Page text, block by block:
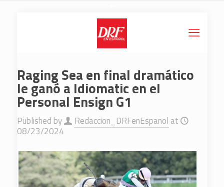
Raging Sea en final dramático
le ganó a Idiomatic en el
Personal Ensign G1
Published by Redaccion_DRFenEspanol at
08/23/2024